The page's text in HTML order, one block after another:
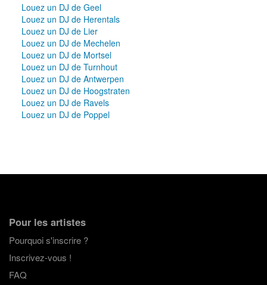
Louez un DJ de Geel
Louez un DJ de Herentals
Louez un DJ de Lier
Louez un DJ de Mechelen
Louez un DJ de Mortsel
Louez un DJ de Turnhout
Louez un DJ de Antwerpen
Louez un DJ de Hoogstraten
Louez un DJ de Ravels
Louez un DJ de Poppel
Pour les artistes
Pourquoi s'inscrire ?
Inscrivez-vous !
FAQ